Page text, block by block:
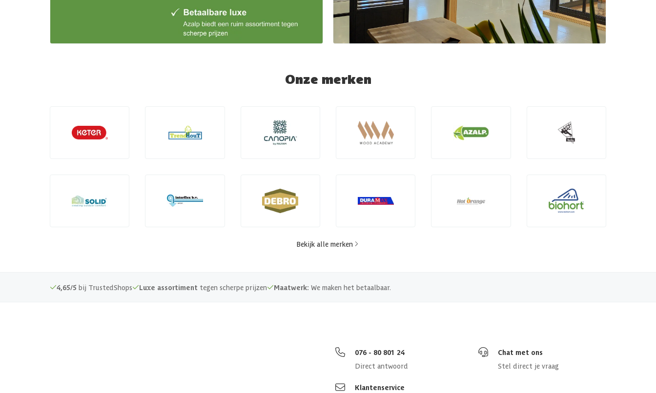
Onze merken
Bekijk alle merken
4,65/5 bij TrustedShops Luxe assortiment tegen scherpe prijzen Maatwerk: We maken het betaalbaar.
076 - 80 801 24
Direct antwoord
Chat met ons
Stel direct je vraag
Klantenservice